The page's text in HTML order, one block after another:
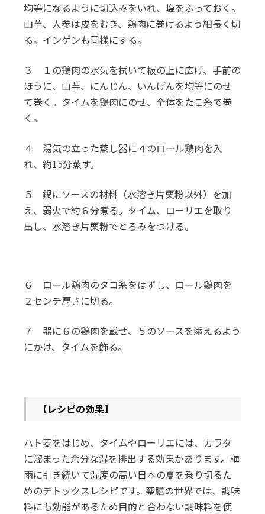
均等になるように切込みをいれ、塩をふっておく。
山芋、人参は皮をむき、鶏肉に巻けるよう細長く切
る。インゲンも同様にする。
３ １の鶏肉の水気を拭いて板の上に広げ、手前の
ほうに、山芋、にんじん、いんげんを均等にのせ
て巻く。タイムを鶏肉にのせ、全体をたこ糸で巻
く。
４ 湯気の立った蒸し器に４のロール鶏肉を入
れ、約15分蒸す。
５ 鍋にソースの材料（水溶き片栗粉以外）を加
え、弱火で約６分煮る。タイム、ローリエを取り
出し、水溶き片栗粉でとろみをつける。
６ ロール鶏肉のタコ糸をはずし、ロール鶏肉を
２センチ厚さに切る。
７ 器に６の鶏肉を載せ、５のソースを添えるよう
にかけ、タイムを飾る。
【レシピの効果】
ハト麦をはじめ、タイムやローリエには、カラダ
に溜まった余分な湿を排出する効果があります。梅
雨に引き続いて湿度の高い日本の夏を乗り切るた
めのデトックスレシピです。薬膳の世界では、調味
料にも効能があるため目的と合わない調味料を使